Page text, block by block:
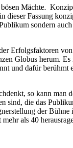
Mächte.
dieser Fassung
sondern
Erfolgsfaktoren
Globus herum.
und dafür
so kann man
sind, die das
der
als 40